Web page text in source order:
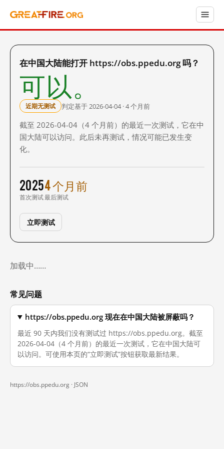
在中国大陆能打开 https://obs.ppedu.org 吗？
可以。
近期无测试 判定基于 2026-04-04 · 4 个月前
截至 2026-04-04（4 个月前）的最近一次测试，它在中
国大陆可以访问。此后未再测试，情况可能已发生变
化。
2025
首次测试
4 个月前
最后测试
立即测试
加载中……
常见问题
https://obs.ppedu.org 现在在中国大陆被屏蔽吗？
最近 90 天内我们没有测试过 https://obs.ppedu.org。截至
2026-04-04（4 个月前）的最近一次测试，它在中国大陆可
以访问。可使用本页的“立即测试”按钮获取最新结果。
https://obs.ppedu.org · JSON